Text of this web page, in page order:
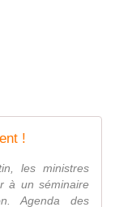
!
les ministres
à un séminaire
Agenda des